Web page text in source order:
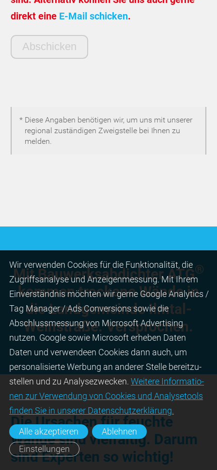
direkt eine E-Mail schicken.
* Diese Angaben benötigen wir, um uns mit unserer
regional zuständigen Zweigstelle bei Ihnen zu
melden.
Mit Bauwerks­abdichter ATG®
kommen trockene Wände in
die Land­gemeinde Ilmtal-
Weinstraße. Versprochen.
Die Ursachen für feuchte
Wände sind vielfältig. Darum
sind Experten so wichtig!
Wir ver­wen­den Cookies für die Funktio­na­lität, die
Zugriffs­ana­lyse und Anzei­gen­mes­sung. Mit Ihrem
Ein­ver­ständ­nis möchten wir gerne Google Analytics /
Tag Manager / Ads Con­ver­sions sowie die
Abschluss­mes­sung von Micro­soft Adver­tising
nutzen. Google sowie Micro­soft erheben Daten
Daten und verwendeen Cookies dann auch, um
perso­nali­sierte Wer­bung an ande­rer Stelle bereit­zu­
stel­len und zu Ana­lyse­zwecken. Wei­tere Infor­matio­
nen zur Ver­wen­dung von Cookies und Ana­lyse­tools
fin­den Sie in unserer Daten­schutz­erklä­rung.
Alle akzeptieren
Ablehnen
Einstellungen